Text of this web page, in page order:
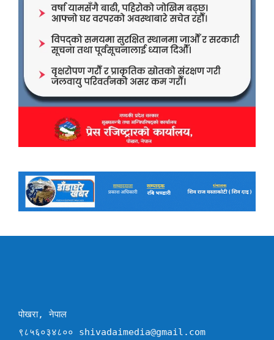
पोखरा, नेपाल
९८५६०३४८०० shivadaimedia@gmail.com